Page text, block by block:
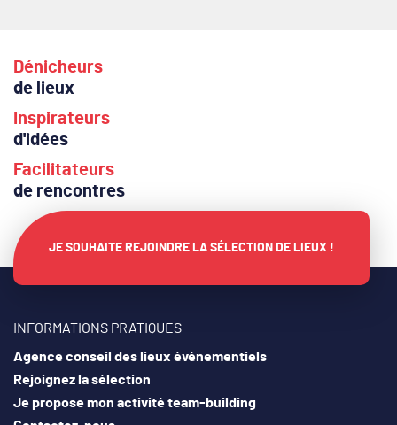
Dénicheurs
de lieux
Inspirateurs
d'idées
Facilitateurs
de rencontres
JE SOUHAITE REJOINDRE LA SÉLECTION DE LIEUX !
INFORMATIONS PRATIQUES
Agence conseil des lieux événementiels
Rejoignez la sélection
Je propose mon activité team-building